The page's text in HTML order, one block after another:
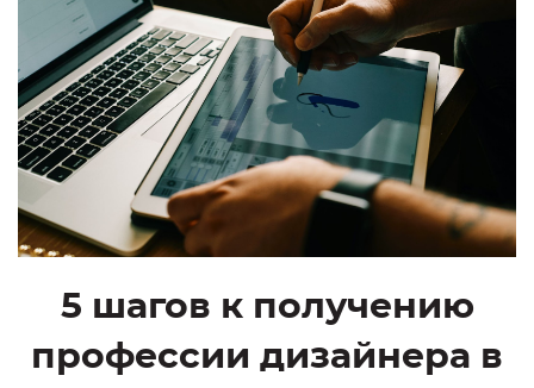
5 шагов к получению
профессии дизайнера в